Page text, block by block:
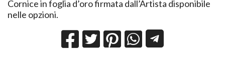
Cornice in foglia d’oro firmata dall’Artista disponibile
nelle opzioni.